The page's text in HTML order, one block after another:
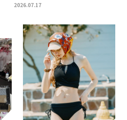
2026.07.17